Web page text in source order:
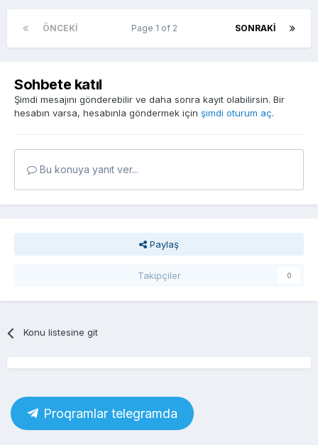
ÖNCEKI SONRAKI
Page 1 of 2
Sohbete katıl
Şimdi mesajını gönderebilir ve daha sonra kayıt olabilirsin. Bir
hesabın varsa, hesabınla göndermek için şimdi oturum aç.
Bu konuya yanıt ver...
Paylaş
Takipçiler 0
Konu listesine git
Proqramlar telegramda